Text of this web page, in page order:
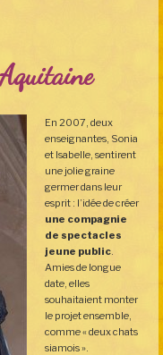
En 2007, deux
enseignantes, Sonia
et Isabelle, sentirent
une jolie graine
germer dans leur
esprit : l’idée de créer
une compagnie
de spectacles
jeune public.
Amies de longue
date, elles
souhaitaient monter
le projet ensemble,
comme « deux chats
siamois ».